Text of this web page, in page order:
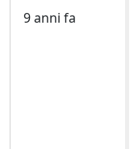
9 anni fa